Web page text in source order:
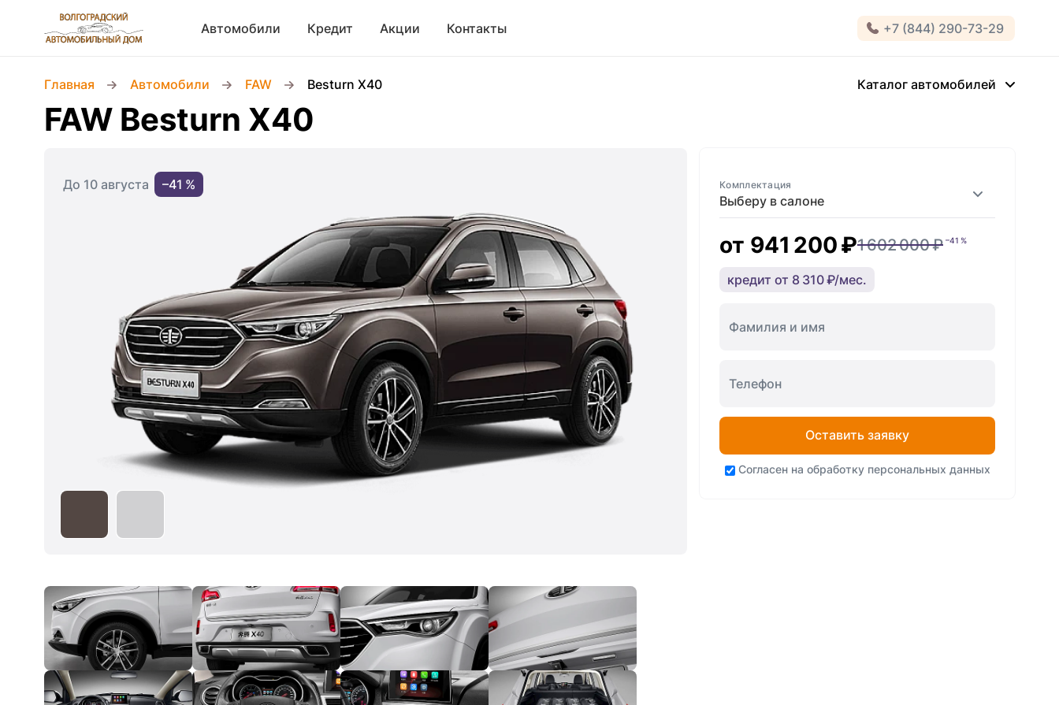
Автомобили Кредит Акции Контакты +7 (844) 290-73-29
Главная Автомобили FAW Besturn X40 Каталог автомобилей
FAW Besturn X40
До 10 августа
–41 %
Выберу в салоне
Комплектация
от 941 200 ₽1 602 000 ₽ –41 %
кредит от 8 310 ₽/мес.
Оставить заявку
Согласен на обработку персональных данных